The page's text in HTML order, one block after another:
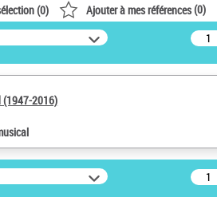
(0) Ajouter à mes références(0)
(1947-2016)